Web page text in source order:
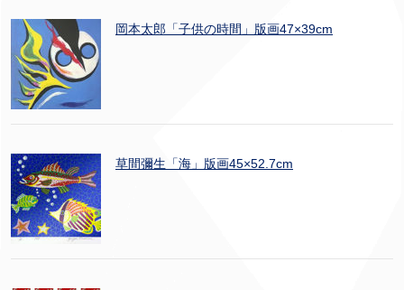
岡本太郎「子供の時間」版画47×39cm
草間彌生「海」版画45×52.7cm